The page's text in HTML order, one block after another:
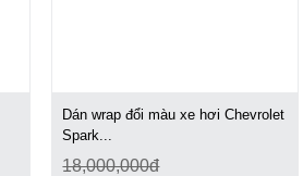
Dán wrap đổi màu xe hơi Chevrolet
Spark...
18,000,000đ